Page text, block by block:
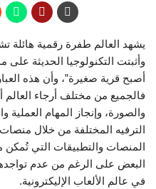
يشهد العالم طفرة رقمية هائلة
وأثبتت التكنولوجيا الحديثة على
أصبح قرية صغيرة”، وأن هذه
فالجميع من مختلف أرجاء
والصورة، وإنجاز المهام العملية
الترفيه المختلفة من خلال
المنصات والتطبيقات التي
البعض على الرغم من عدم
في عالم الألعاب الإليكترونية.